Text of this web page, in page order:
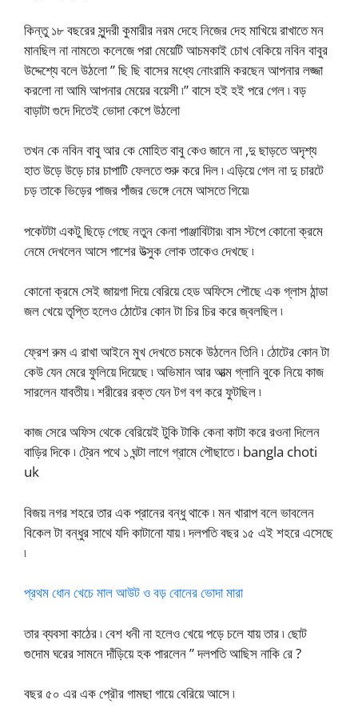
কিন্তু ১৮ বছরের সুন্দরী কুমারীর নরম দেহে নিজের দেহ মাখিয়ে রাখাতে মন
মানছিল না নামতে৷ কলেজে পরা মেয়েটি আচমকাই চোখ বেকিয়ে নবিন বাবুর
উদ্দেশ্যে বলে উঠলো ” ছি ছি বাসের মধ্যে নোংরামি করছেন আপনার লজ্জা
করলো না আমি আপনার মেয়ের বয়েসী ৷” বাসে হই হই পরে গেল ৷ বড়
বাড়াটা গুদে দিতেই ভোদা কেপে উঠলো
তখন কে নবিন বাবু আর কে মোহিত বাবু কেও জানে না ,দু ছাড়তে অদৃশ্য
হাত উড়ে উড়ে চার চাপাটি ফেলতে শুরু করে দিল ৷ এড়িয়ে গেল না দু চারটে
চড় তাকে ভিড়ের পাজর পাঁজর ভেঙ্গে নেমে আসতে গিয়ে৷
পকেটটা একটু ছিড়ে গেছে নতুন কেনা পাঞ্জাবিটার৷ বাস স্টপে কোনো ক্রমে
নেমে দেখলেন আসে পাশের উত্সুক লোক তাকেও দেখছে ৷
কোনো ক্রমে সেই জায়গা দিয়ে বেরিয়ে হেড অফিসে পৌছে এক গ্লাস ঠান্ডা
জল খেয়ে তৃপ্তি হলেও ঠোটের কোন টা চির চির করে জ্বলছিল ৷
ফ্রেশ রুম এ রাখা আইনে মুখ দেখতে চমকে উঠলেন তিনি ৷ ঠোটের কোন টা
কেউ যেন মেরে ফুলিয়ে দিয়েছে ৷ অভিমান আর আত্ম গ্লানি বুকে নিয়ে কাজ
সারলেন যাবতীয় ৷ শরীরের রক্ত যেন টগ বগ করে ফুটছিল ৷
কাজ সেরে অফিস থেকে বেরিয়েই টুকি টাকি কেনা কাটা করে রওনা দিলেন
বাড়ির দিকে ৷ ট্রেন পথে ১ ঘন্টা লাগে গ্রামে পৌছাতে ৷ bangla choti
uk
বিজয় নগর শহরে তার এক প্রানের বন্ধু থাকে ৷ মন খারাপ বলে ভাবলেন
বিকেল টা বন্ধুর সাথে যদি কাটানো যায় ৷ দলপতি বছর ১৫ এই শহরে এসেছে
৷
প্রথম ধোন খেচে মাল আউট ও বড় বোনের ভোদা মারা
তার ব্যবসা কাঠের ৷ বেশ ধনী না হলেও খেয়ে পড়ে চলে যায় তার ৷ ছোট
গুদোম ঘরের সামনে দাঁড়িয়ে হক পারলেন ” দলপতি আছিস নাকি রে ?
বছর ৫০ এর এক প্রৌর গামছা গায়ে বেরিয়ে আসে ৷